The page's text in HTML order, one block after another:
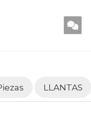
LLANTAS